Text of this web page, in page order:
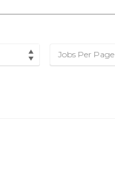
Jobs Per Page